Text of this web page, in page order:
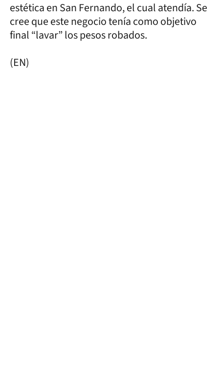
estética en San Fernando, el cual atendía. Se
cree que este negocio tenía como objetivo
final “lavar” los pesos robados.
(EN)